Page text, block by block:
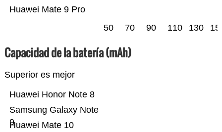
Huawei Mate 9 Pro
50 70 90 110 130
Capacidad de la batería (mAh)
Superior es mejor
Huawei Mate 10
Samsung Galaxy Note
9
Huawei Honor Note 8